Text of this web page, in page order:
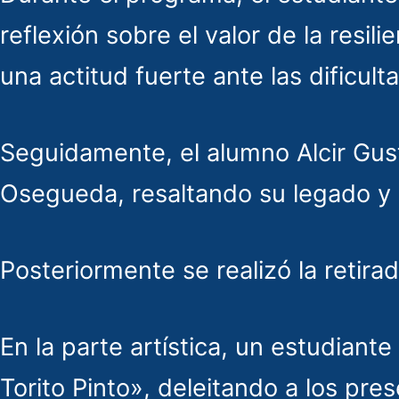
reflexión sobre el valor de la
una actitud fuerte ante las
Seguidamente, el alumno Alcir
Osegueda, resaltando su legado
Posteriormente se realizó la
En la parte artística, un
Torito Pinto», deleitando a los